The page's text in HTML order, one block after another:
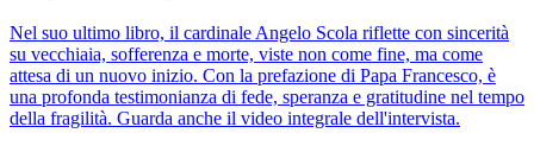
Nel suo ultimo libro, il cardinale Angelo Scola riflette con sincerità
su vecchiaia, sofferenza e morte, viste non come fine, ma come
attesa di un nuovo inizio. Con la prefazione di Papa Francesco, è
una profonda testimonianza di fede, speranza e gratitudine nel tempo
della fragilità. Guarda anche il video integrale dell'intervista.